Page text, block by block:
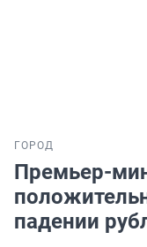
ГОРОД
Премьер-
падении